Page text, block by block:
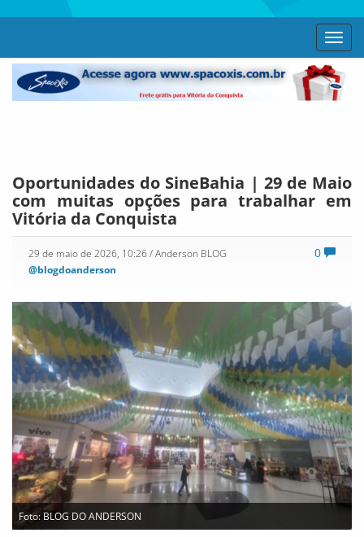
Oportunidades do SineBahia | 29 de Maio
com muitas opções para trabalhar em
Vitória da Conquista
0
29 de maio de 2026, 10:26/ Anderson BLOG
@blogdoanderson
Foto: BLOG DO ANDERSON